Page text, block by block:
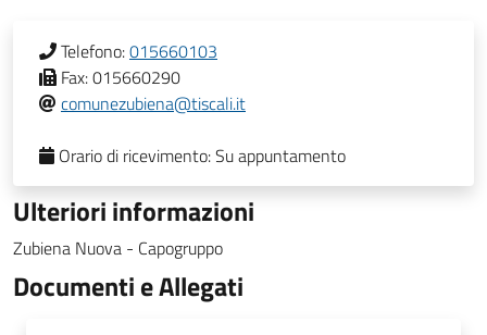
Telefono:015660103
Fax:015660290
comunezubiena@tiscali.it
Orario di ricevimento:Su appuntamento
Ulteriori informazioni
Zubiena Nuova - Capogruppo
Documenti e Allegati